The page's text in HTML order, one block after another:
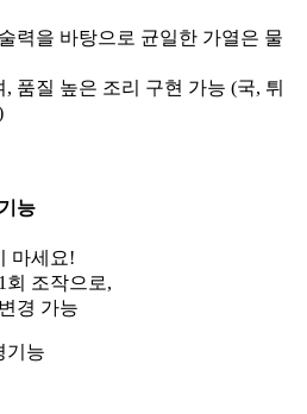
력을 바탕으로 균일한 가열은 물
품질 높은 조리 구현 가능 (국, 튀
능
마세요!
회 조작으로,
경 가능